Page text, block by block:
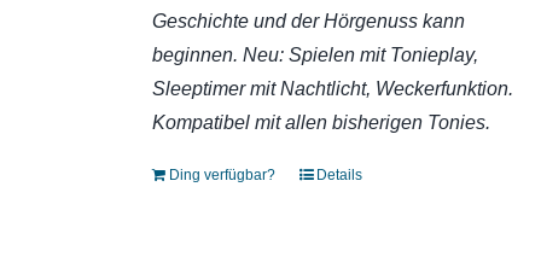
Geschichte und der Hörgenuss kann
beginnen. Neu: Spielen mit Tonieplay,
Sleeptimer mit Nachtlicht, Weckerfunktion.
Kompatibel mit allen bisherigen Tonies.
Ding verfügbar? Details